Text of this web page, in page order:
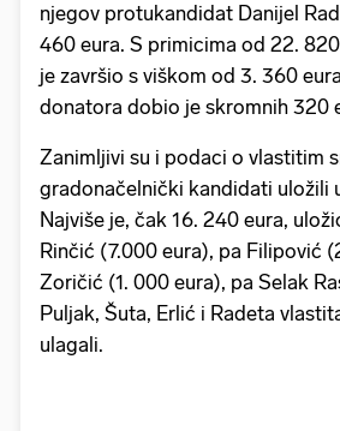
njegov protukandidat Danijel
460 eura. S primicima od 22.
je završio s viškom od 3. 360
donatora dobio je skromnih 320
Zanimljivi su i podaci o vlastitim
gradonačelnički kandidati uložili
Najviše je, čak 16. 240 eura,
Rinčić (7.000 eura), pa Filipović
Zoričić (1. 000 eura), pa Selak
Puljak, Šuta, Erlić i Radeta
ulagali.